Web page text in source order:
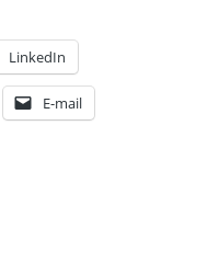
LinkedIn
E-mail